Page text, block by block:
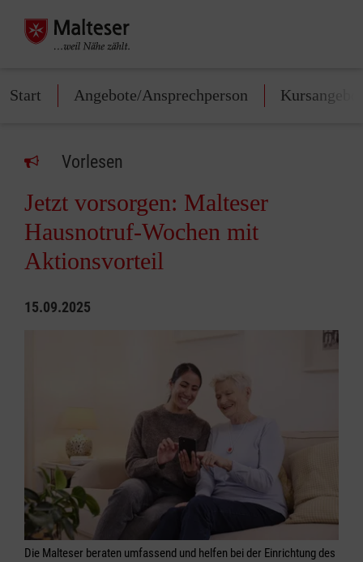
Start Angebote/Ansprechperson Kursangebot
Vorlesen
Jetzt vorsorgen: Malteser
Hausnotruf-Wochen mit
Aktionsvorteil
15.09.2025
Die Malteser beraten umfassend und helfen bei der Einrichtung des